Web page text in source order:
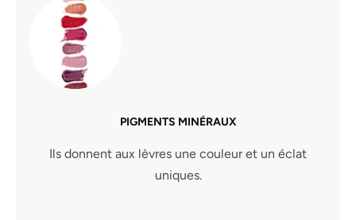
PIGMENTS MINÉRAUX
Ils donnent aux lèvres une couleur et un éclat
uniques.